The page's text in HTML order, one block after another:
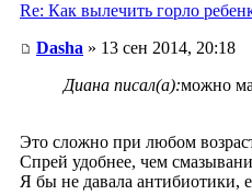
Re: Как вылечить горло
Dasha » 13 сен 2014, 20:18
Диана писал(а):можно
Это сложно при любом
Спрей удобнее, чем
Я бы не давала антибиотики,